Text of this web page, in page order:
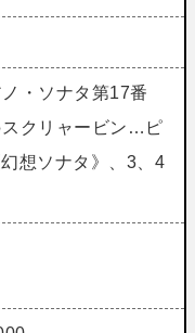
・ソナタ第17番
スクリャービン…ピ
想ソナタ》、3、4